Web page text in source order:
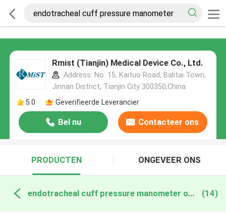
Rmist (Tianjin) Medical Device Co., Ltd.
Address: No. 15, Kaituo Road, Balitai Town,
Jinnan District, Tianjin City 300350,China
5.0
Geverifieerde Leverancier
Bel nu Contacteer ons
PRODUCTEN ONGEVEER ONS
endotracheal cuff pressure manometer online fabricage (14)